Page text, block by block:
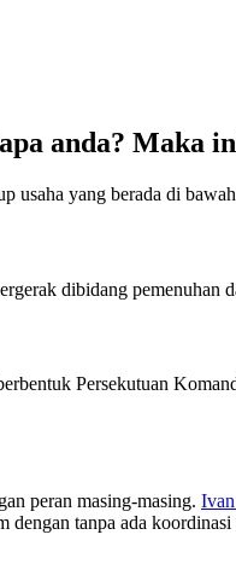
anda? Maka
usaha yang berada di
dibidang
Persekutuan
peran masing-masing.
tanpa ada